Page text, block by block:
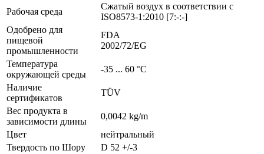
Рабочая среда
Сжатый воздух в соответствии с
ISO8573-1:2010 [7:-:-]
Одобрено для
пищевой
промышленности
FDA
2002/72/EG
Температура
окружающей среды
-35 ... 60 °C
Наличие
сертификатов
TÜV
Вес продукта в
зависимости длины
0,0042 kg/m
Цвет
нейтральный
Твердость по Шору
D 52 +/-3